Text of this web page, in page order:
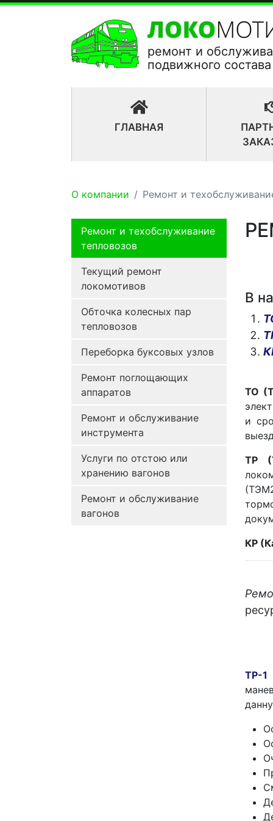
ремонт и
подвижного состава
ГЛАВНАЯ
О компании Ремонт и
Ремонт и техобслуживание
тепловозов
Текущий ремонт
локомотивов
Обточка колесных пар
тепловозов
Переборка буксовых узлов
Ремонт поглощающих
аппаратов
Ремонт и обслуживание
инструмента
Услуги по отстою или
хранению вагонов
Ремонт и обслуживание
вагонов
В
ТО
и
ТР
КР
ТР-1